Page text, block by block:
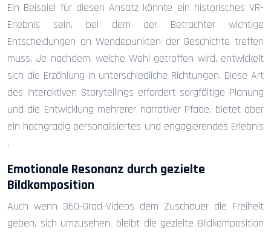
Ein Beispiel für diesen Ansatz könnte ein historisches VR-
Erlebnis sein, bei dem der Betrachter wichtige
Entscheidungen an Wendepunkten der Geschichte treffen
muss. Je nachdem, welche Wahl getroffen wird, entwickelt
sich die Erzählung in unterschiedliche Richtungen. Diese Art
des interaktiven Storytellings erfordert sorgfältige Planung
und die Entwicklung mehrerer narrativer Pfade, bietet aber
ein hochgradig personalisiertes und engagierendes Erlebnis
.
Emotionale Resonanz durch gezielte
Bildkomposition
Auch wenn 360-Grad-Videos dem Zuschauer die Freiheit
geben, sich umzusehen, bleibt die gezielte Bildkomposition